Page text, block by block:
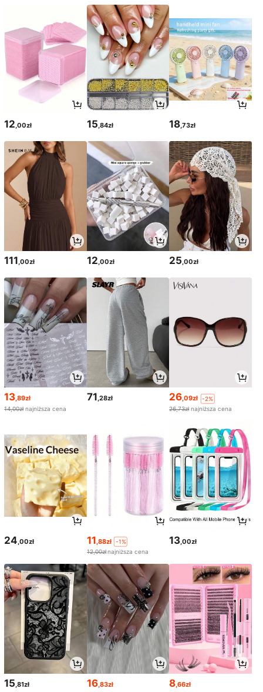
12 ,00zł 15 ,84zł 18 ,73zł
111,00zł 12,00zł 25,00zł
13,89zł
14,00zł najniższa cena
71,28zł 26,09zł
-2%
26,73zł najniższa cena
24 ,00zł 11 ,88zł
-1%
12,00złnajniższa cena
13 ,00zł
15 ,81zł 16,83zł 8 ,66zł